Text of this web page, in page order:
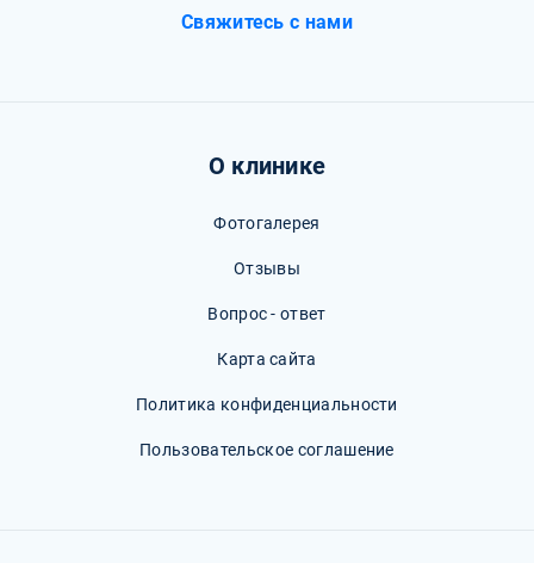
Свяжитесь с нами
О клинике
Фотогалерея
Отзывы
Вопрос - ответ
Карта сайта
Политика конфиденциальности
Пользовательское соглашение